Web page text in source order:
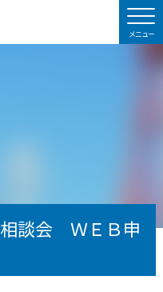
相談会 ＷＥＢ申